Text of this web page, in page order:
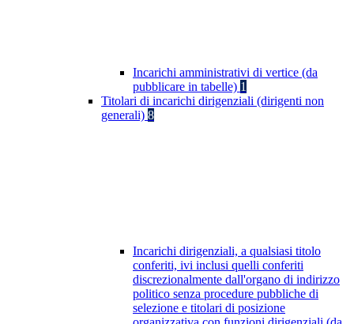
Incarichi amministrativi di vertice (da
pubblicare in tabelle) 1
Titolari di incarichi dirigenziali (dirigenti non
generali) 8
Incarichi dirigenziali, a qualsiasi titolo
conferiti, ivi inclusi quelli conferiti
discrezionalmente dall'organo di indirizzo
politico senza procedure pubbliche di
selezione e titolari di posizione